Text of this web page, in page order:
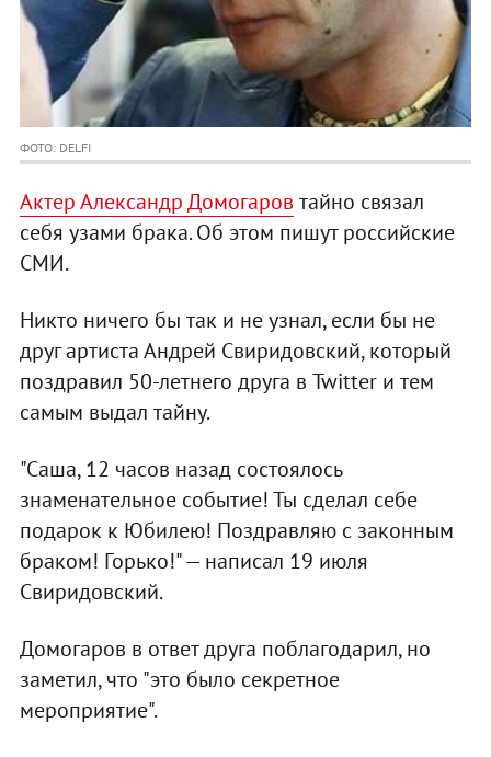
ФОТО: DELFI
Актер Александр Домогаров тайно связал
себя узами брака. Об этом пишут российские
СМИ.
Никто ничего бы так и не узнал, если бы не
друг артиста Андрей Свиридовский, который
поздравил 50-летнего друга в Twitter и тем
самым выдал тайну.
"Саша, 12 часов назад состоялось
знаменательное событие! Ты сделал себе
подарок к Юбилею! Поздравляю с законным
браком! Горько!" — написал 19 июля
Свиридовский.
Домогаров в ответ друга поблагодарил, но
заметил, что "это было секретное
мероприятие".